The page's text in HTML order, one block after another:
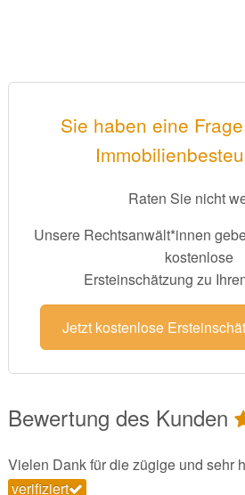
Sie haben eine
Raten Sie nicht
Unsere Rechtsanwält*innen
kostenlose
Ersteinschätzung zu
Jetzt kostenlose
Bewertung des Kunden
Vielen Dank für die zügige und sehr
verifiziert